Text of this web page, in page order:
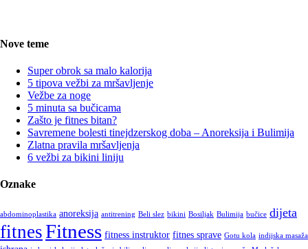
Nove teme
Super obrok sa malo kalorija
5 tipova vežbi za mršavljenje
Vežbe za noge
5 minuta sa bučicama
Zašto je fitnes bitan?
Savremene bolesti tinejdzerskog doba – Anoreksija i Bulimija
Zlatna pravila mršavljenja
6 vežbi za bikini liniju
Oznake
abdominoplastika anoreksija antitrening Beli slez bikini Bosiljak Bulimija bučice dijeta
fitnesFitness fitness instruktor fitnes sprave Gotu kola indijska masaža